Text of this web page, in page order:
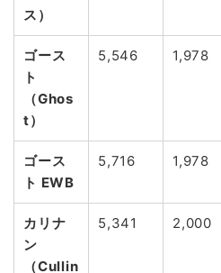
ス）
ゴース
ト
（Ghos
t）
5,546 1,978
ゴース
ト EWB
5,716 1,978
カリナ
ン
（Cullin
5,341 2,000